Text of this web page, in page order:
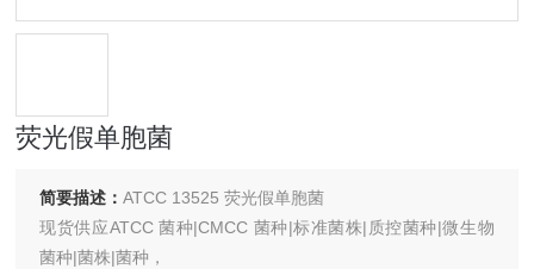
荧光假单胞菌
简要描述：ATCC 13525 荧光假单胞菌
现货供应ATCC 菌种|CMCC 菌种|标准菌株|质控菌种|微生物
菌种|菌株|菌种，